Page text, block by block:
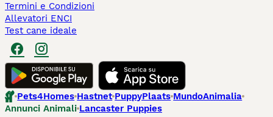
Termini e Condizioni
Allevatori ENCI
Test cane ideale
Pets4Homes Hastnet PuppyPlaats MundoAnimalia
Annunci Animali Lancaster Puppies